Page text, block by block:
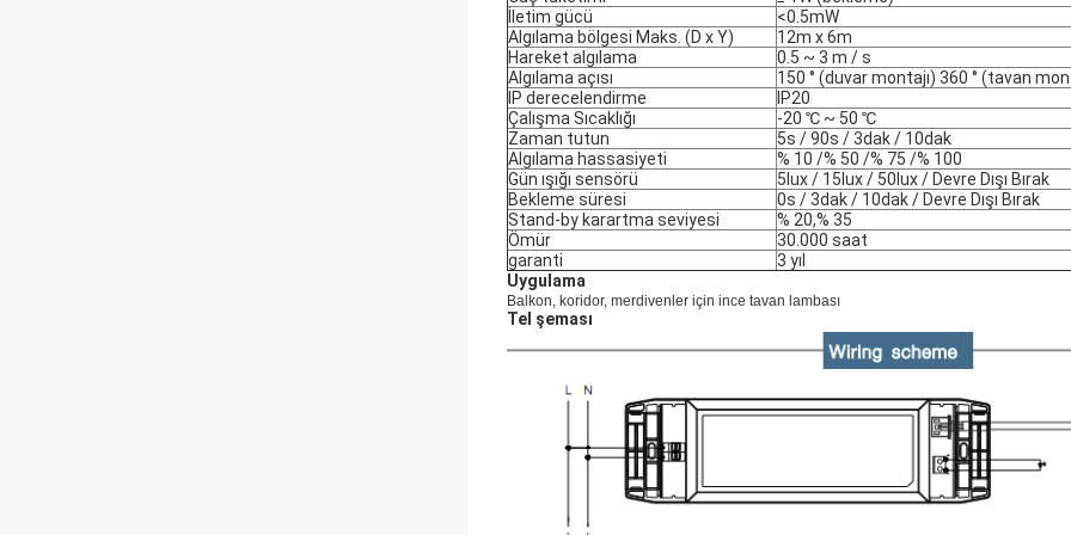
İletim gücü
<0.5mW
Algılama bölgesi Maks. (D x Y)
12m x 6m
Hareket algılama
0.5 ~ 3 m / s
Algılama açısı
150 ° (duvar montajı) 360 ° (tavan
IP derecelendirme
IP20
Çalışma Sıcaklığı
-20 ℃ ~ 50 ℃
Zaman tutun
5s / 90s / 3dak / 10dak
Algılama hassasiyeti
% 10 /% 50 /% 75 /% 100
Gün ışığı sensörü
5lux / 15lux / 50lux / Devre Dışı Bırak
Bekleme süresi
0s / 3dak / 10dak / Devre Dışı Bırak
Stand-by karartma seviyesi
% 20,% 35
Ömür
30.000 saat
garanti
3 yıl
Uygulama
Balkon, koridor, merdivenler için ince tavan lambası
Tel şeması